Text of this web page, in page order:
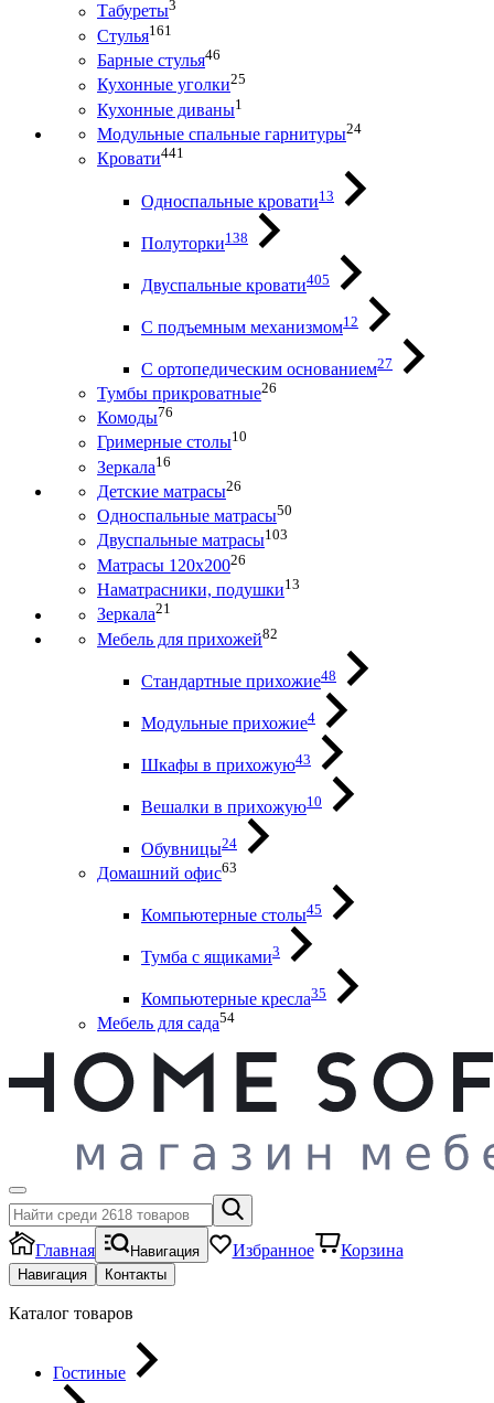
Табуреты3
Стулья161
Барные стулья46
Кухонные уголки25
Кухонные диваны1
Модульные спальные гарнитуры24
Кровати441
Односпальные кровати13
Полуторки138
Двуспальные кровати405
С подъемным механизмом12
С ортопедическим основанием27
Тумбы прикроватные26
Комоды76
Гримерные столы10
Зеркала16
Детские матрасы26
Односпальные матрасы50
Двуспальные матрасы103
Матрасы 120х20026
Наматрасники, подушки13
Зеркала21
Мебель для прихожей82
Стандартные прихожие48
Модульные прихожие4
Шкафы в прихожую43
Вешалки в прихожую10
Обувницы24
Домашний офис63
Компьютерные столы45
Тумба с ящиками3
Компьютерные кресла35
Мебель для сада54
Главная Навигация Избранное Корзина
Навигация Контакты
Каталог товаров
Гостиные